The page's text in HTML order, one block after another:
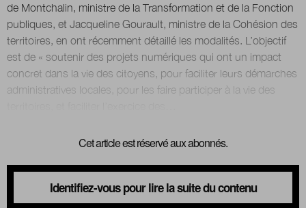
de Montchalin, ministre de la Transformation et de la Fonction
publiques, et Jacqueline Gourault, ministre de la Cohésion des
territoires, en ont récemment détaillé les modalités. L’objectif
est de « soutenir des projets numériques qui ont un impact
concret dans la vie des citoyens, pour faciliter leurs démarches
administratives locales, pour les faire participer à la vie des
Cet article est réservé aux abonnés.
Identifiez-vous pour lire la suite du contenu